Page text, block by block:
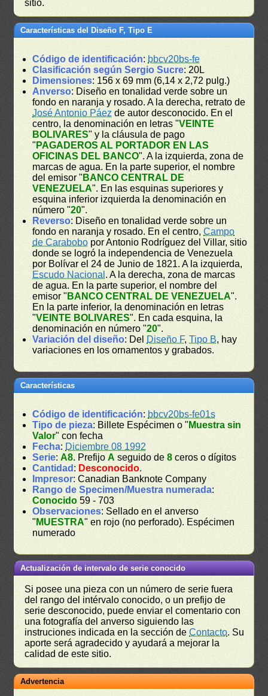
sitio.
Características del Diseño F, Tipo E
Código de identificación: bbcv20bs-fe
Clasificación según Sergio Sucre: 20L
Dimensiones: 156 x 69 mm (6,14 x 2,72 pulg.)
Anverso: Diseño en tonalidad verde sobre un
fondo en naranja y rosado. A la derecha, retrato de
José Antonio Páez de autor desconocido. En el
centro, la denominación en letras "VEINTE
BOLIVARES" y la cláusula de pago
" PAGADEROS AL PORTADOR EN LAS
OFICINAS DEL BANCO". A la izquierda, zona de
marcas de agua. En la parte superior, el nombre
del emisor " BANCO CENTRAL DE
VENEZUELA". En las esquinas superiores y
esquina inferior izquierda la denominación en
número "20".
Reverso: Diseño en tonalidad verde sobre un
fondo en naranja y rosado. En el centro,Campo
de Carabobo por Antonio Rodríguez del Villar, sitio
donde se logró la independencia de Venezuela
por Bolívar el 24 de Junio de 1821. A la izquierda,
Escudo Nacional . A la derecha, zona de marcas
de agua. En la parte superior, el nombre del
emisor " BANCO CENTRAL DE VENEZUELA".
En la parte inferior, la denominación en letras
"VEINTE BOLIVARES". En cada esquina, la
denominación en número "20".
Variación del diseño: Del Diseño F,Tipo B, hay
variaciones en los ornamentos y grabados.
Características
Código de identificación: bbcv20bs-fe01s
Tipo de pieza: Billete Espécimen o " Muestra sin
Valor" con fecha
Fecha: Diciembre 08 1992
Serie: A8. PrefijoA seguido de8 ceros o dígitos
Cantidad : Desconocido.
Impresor: Canadian Banknote Company
Rango de Specimen/Muestra numerada:
Conocido 59 - 703
Observaciones: Sellado en el anverso
" MUESTRA" en rojo (no perforado). Espécimen
numerado
Actualización de intervalo de serie conocido
Si posee una pieza con un número de serie fuera
del rango del intérvalo conocido, o un prefijo de
serie desconocido, puede enviar el comentario con
una fotografía del anverso siguiendo las
instruciones indicada en la sección deContacto. Su
aporte será agradecido y ayudará a mejorar la
calidad de este sitio.
Advertencia